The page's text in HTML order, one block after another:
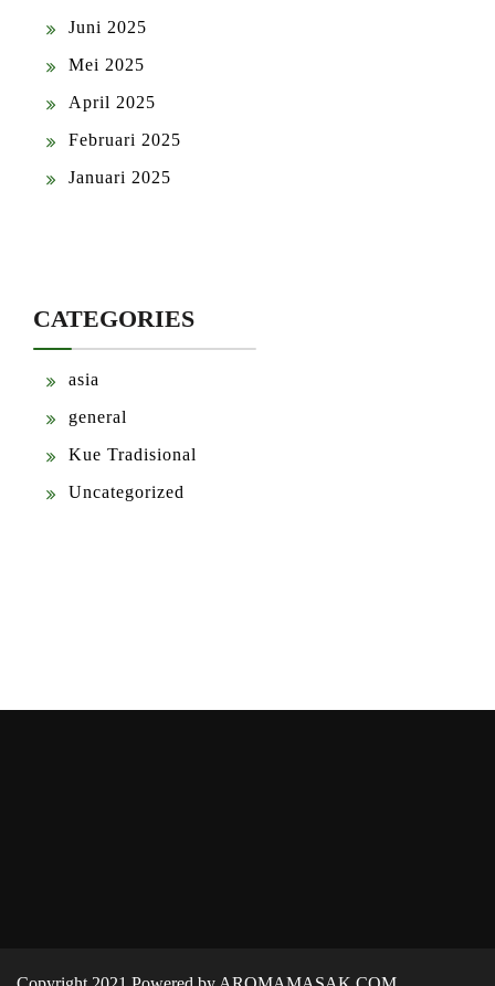
Juni 2025
Mei 2025
April 2025
Februari 2025
Januari 2025
CATEGORIES
asia
general
Kue Tradisional
Uncategorized